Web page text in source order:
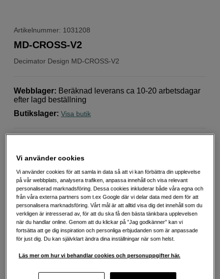
Artikelnummer: 1031208
Decimator Design MD-CROSS-V2
MD-CROSS-V2
Webblager: Beräknad leverans ca 10-20 arbetsdagar
efter lagd beställning
Butikslager: Visa butik
Lägg i kundvagn
Delbetala från 230 SEK/mån via
Exempel: 48 mån, 230 SEK/mån, totalt 11 619 SEK, effektiv ränta 10,45 %
Startavgift 579 SEK, aviavgift 45 SEK/mån tillkommer
riskerar du en betalningsanmärkning. Det kan leda till svårigheter att få hyra
Vi använder cookies
Vi använder cookies för att samla in data så att vi kan förbättra din upplevelse
på vår webbplats, analysera trafiken, anpassa innehåll och visa relevant
personaliserad marknadsföring. Dessa cookies inkluderar både våra egna och
från våra externa partners som t.ex Google där vi delar data med dem för att
personalisera marknadsföring. Vårt mål är att alltid visa dig det innehåll som du
verkligen är intresserad av, för att du ska få den bästa tänkbara upplevelsen
när du handlar online. Genom att du klickar på ”Jag godkänner” kan vi
fortsätta att ge dig inspiration och personliga erbjudanden som är anpassade
för just dig. Du kan självklart ändra dina inställningar när som helst.
Läs mer om hur vi behandlar cookies och personuppgifter här.